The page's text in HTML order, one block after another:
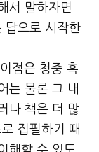
서 말하자면
답으로 시작한
점은 청중 혹
는 물론 그 내
나 책은 더 많
집필하기 때